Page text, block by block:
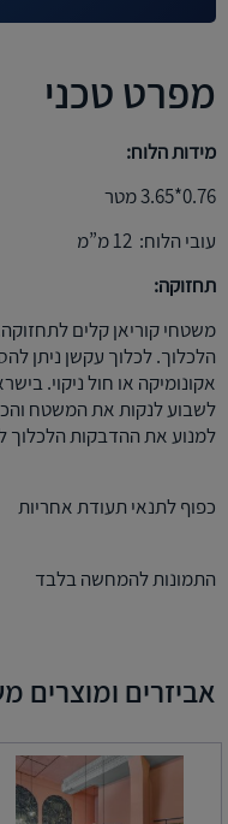
מפרט טכני
מידות הלוח:
0.76*3.65 מטר
עובי הלוח: 12 מ”מ
תחזוקה:
משטחי קוריאן קלים
הלכלוך. לכלוך עקשן ניתן
אקונומיקה או חול ניקוי.
לשבוע לנקות את המשטח
למנוע את ההדבקות הלכלוך
כפוף לתנאי תעודת אחריות
התמונות להמחשה בלבד
אביזרים ומוצרים